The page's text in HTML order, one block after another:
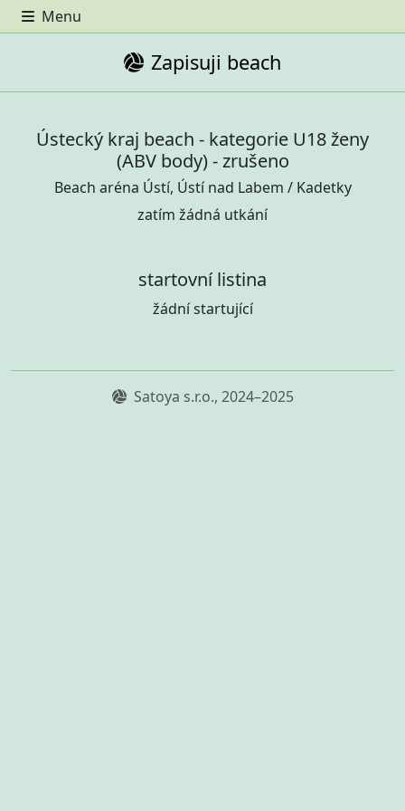
Menu
Zapisuji beach
Ústecký kraj beach - kategorie U18 ženy
(ABV body) - zrušeno
Beach aréna Ústí, Ústí nad Labem / Kadetky
zatím žádná utkání
startovní listina
žádní startující
Satoya s.r.o., 2024–2025